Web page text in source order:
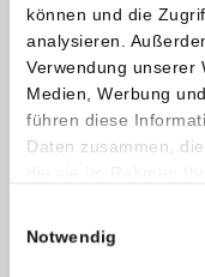
können und die
analysieren.
Verwendung unserer
Medien, Werbung
führen diese
Daten zusammen,
Notwendig